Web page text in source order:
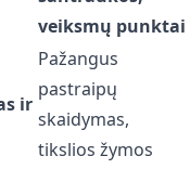
veiksmų punktai
ir
Pažangus
pastraipų
skaidymas,
tikslios žymos